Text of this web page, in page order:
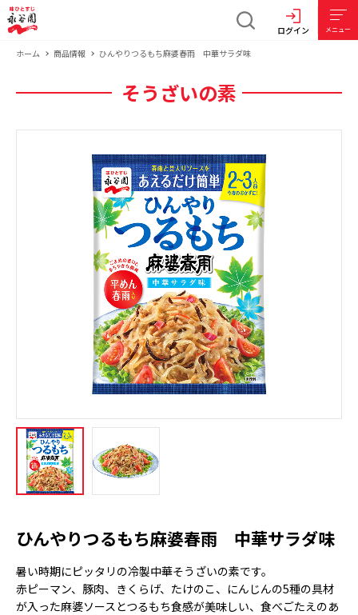
ログイン メニュー
ホーム 商品情報 ひんやりつるもち麻婆春雨 中華サラダ味
そうざいの素
ひんやりつるもち麻婆春雨 中華サラダ味
暑い時期にピッタリの冷製中華そうざいの素です。
赤ピーマン、豚肉、きくらげ、たけのこ、にんじんの5種の具材
が入った麻婆ソースとつるもち食感が美味しい、食べごたえのあ